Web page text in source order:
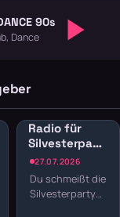
90s
Dance
27.07.2026
Radio für
Silvesterparty:
Die besten
Sender für
den
Jahreswechsel
Du schmeißt die
Silvesterparty